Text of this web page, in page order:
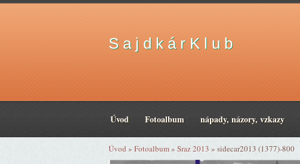
S a j d k á r K l u b
Úvod Fotoalbum nápady, názory, vzkazy
Úvod » Fotoalbum» Sraz 2013 » sidecar2013 (1377)-800